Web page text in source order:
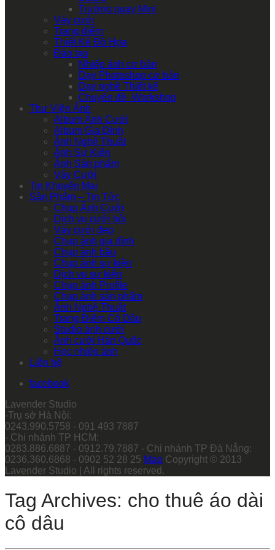
Trường quay Mini
Váy cưới
Trang điểm
Thiết Kế Đồ Họa
Đào tạo
Nhiếp ảnh cơ bản
Dạy Photoshop cơ bản
Dạy nghề Thiết kế
Chuyên đề- Workshop
Thư Viện Ảnh
Album Ảnh Cưới
Album Gia Đình
Ảnh Nghệ Thuật
Ảnh Sự Kiện
Ảnh Sản phẩm
Váy Cưới
Tin Khuyến Mại
Sản Phẩm – Tin Tức
Chụp Ảnh Cưới
Dịch vụ cưới hỏi
Váy cưới đẹp
Chụp ảnh gia đình
Chụp ảnh bầu
Chụp ảnh sự kiện
Dịch vụ sự kiện
Chụp ảnh Profile
Chụp ảnh sản phẩm
Ảnh Nghệ Thuật
Trang Điểm Cô Dâu
Studio ảnh cưới
Ảnh cưới Hàn Quốc
Học nhiếp ảnh
Liên hệ
facebook
Lavender Studio
-Trụ sở Hà Nội:
0243.990.5758 - 091 493 7887
- Chi nhánh TP HCM:
0283.886.6887 - 0912.79.7887 - Chi nhánh TP Đà Nẵng:
0236.360.6868 - 0902 52 28 25 Map Copyright © 2013
Lavender Studio | All rights reserved.
Tag Archives: cho thuê áo dài
cô dâu